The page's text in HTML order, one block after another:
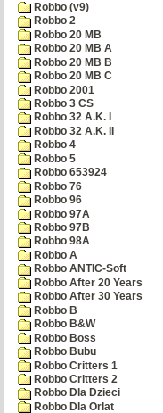
Robbo (v9)
Robbo 2
Robbo 20 MB
Robbo 20 MB A
Robbo 20 MB B
Robbo 20 MB C
Robbo 2001
Robbo 3 CS
Robbo 32 A.K. I
Robbo 32 A.K. II
Robbo 4
Robbo 5
Robbo 653924
Robbo 76
Robbo 96
Robbo 97A
Robbo 97B
Robbo 98A
Robbo A
Robbo ANTIC-Soft
Robbo After 20 Years
Robbo After 30 Years
Robbo B
Robbo B&W
Robbo Boss
Robbo Bubu
Robbo Critters 1
Robbo Critters 2
Robbo Dla Dzieci
Robbo Dla Orlat